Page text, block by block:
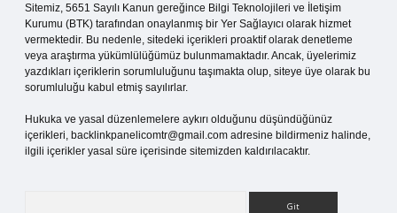
Sitemiz, 5651 Sayılı Kanun gereğince Bilgi Teknolojileri ve İletişim
Kurumu (BTK) tarafından onaylanmış bir Yer Sağlayıcı olarak hizmet
vermektedir. Bu nedenle, sitedeki içerikleri proaktif olarak denetleme
veya araştırma yükümlülüğümüz bulunmamaktadır. Ancak, üyelerimiz
yazdıkları içeriklerin sorumluluğunu taşımakta olup, siteye üye olarak bu
sorumluluğu kabul etmiş sayılırlar.
Hukuka ve yasal düzenlemelere aykırı olduğunu düşündüğünüz
içerikleri, backlinkpanelicomtr@gmail.com adresine bildirmeniz halinde,
ilgili içerikler yasal süre içerisinde sitemizden kaldırılacaktır.